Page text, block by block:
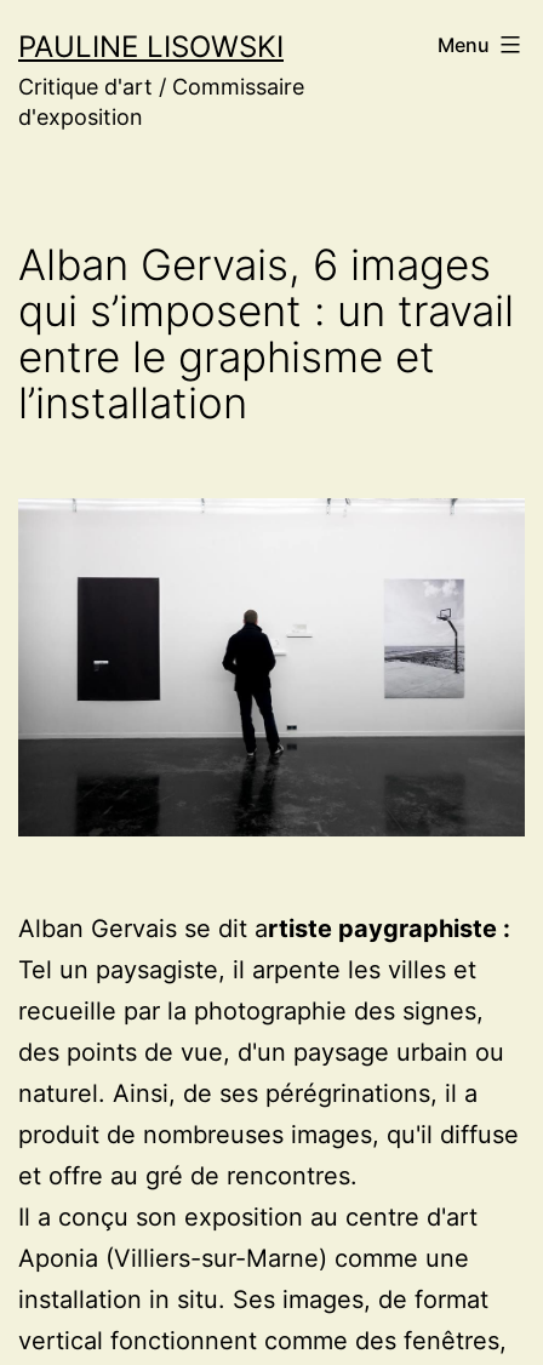
au
contenu
PAULINE LISOWSKI
Critique d'art / Commissaire
d'exposition
Menu
Alban Gervais, 6 images
qui s’imposent : un travail
entre le graphisme et
l’installation
Alban Gervais se dit artiste paygraphiste :
Tel un paysagiste, il arpente les villes et
recueille par la photographie des signes,
des points de vue, d'un paysage urbain ou
naturel. Ainsi, de ses pérégrinations, il a
produit de nombreuses images, qu'il diffuse
et offre au gré de rencontres.
Il a conçu son exposition au centre d'art
Aponia (Villiers-sur-Marne) comme une
installation in situ. Ses images, de format
vertical fonctionnent comme des fenêtres,